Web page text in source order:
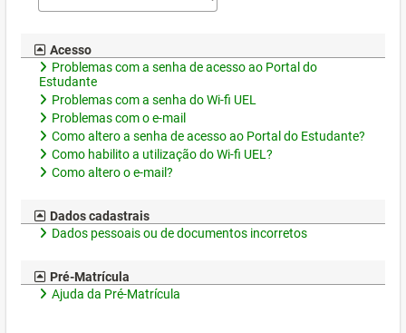
Acesso
Problemas com a senha de acesso ao Portal do
Estudante
Problemas com a senha do Wi-fi UEL
Problemas com o e-mail
Como altero a senha de acesso ao Portal do Estudante?
Como habilito a utilização do Wi-fi UEL?
Como altero o e-mail?
Dados cadastrais
Dados pessoais ou de documentos incorretos
Pré-Matrícula
Ajuda da Pré-Matrícula